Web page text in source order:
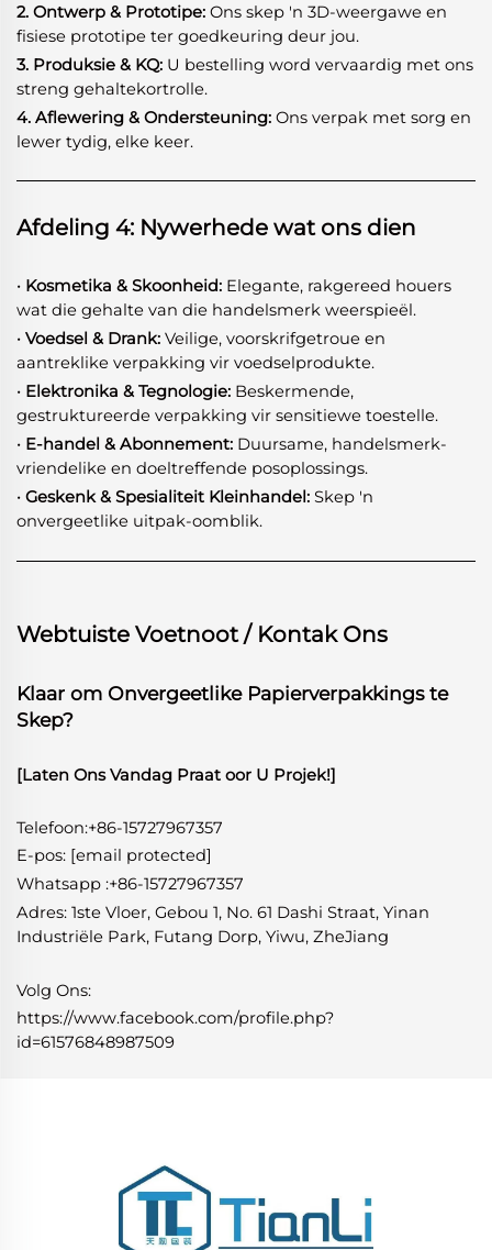
2. Ontwerp & Prototipe: Ons skep 'n 3D-weergawe en
fisiese prototipe ter goedkeuring deur jou.
3. Produksie & KQ: U bestelling word vervaardig met ons
streng gehaltekortrolle.
4. Aflewering & Ondersteuning: Ons verpak met sorg en
lewer tydig, elke keer.
Afdeling 4: Nywerhede wat ons dien
· Kosmetika & Skoonheid: Elegante, rakgereed houers
wat die gehalte van die handelsmerk weerspieël.
· Voedsel & Drank: Veilige, voorskrifgetroue en
aantreklike verpakking vir voedselprodukte.
· Elektronika & Tegnologie: Beskermende,
gestruktureerde verpakking vir sensitiewe toestelle.
· E-handel & Abonnement: Duursame, handelsmerk-
vriendelike en doeltreffende posoplossings.
· Geskenk & Spesialiteit Kleinhandel: Skep 'n
onvergeetlike uitpak-oomblik.
Webtuiste Voetnoot / Kontak Ons
Klaar om Onvergeetlike Papierverpakkings te
Skep?
[Laten Ons Vandag Praat oor U Projek!]
Telefoon:+86-15727967357
E-pos: [email protected]
Whatsapp :+86-15727967357
Adres: 1ste Vloer, Gebou 1, No. 61 Dashi Straat, Yinan
Industriële Park, Futang Dorp, Yiwu, ZheJiang
Volg Ons:
https://www.facebook.com/profile.php?
id=61576848987509